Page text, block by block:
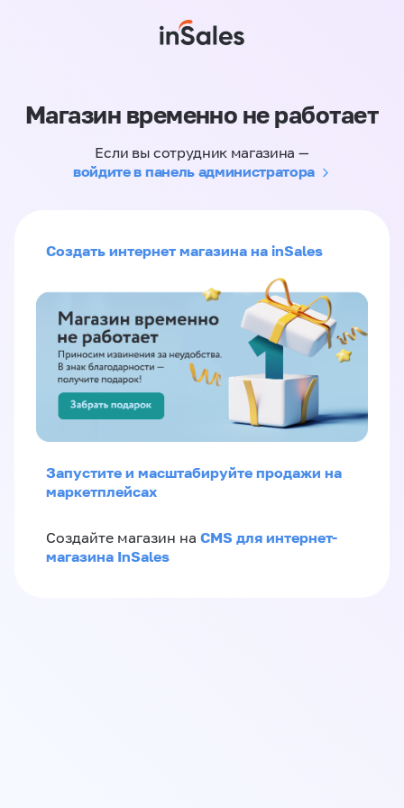
Магазин временно не работает
Если вы сотрудник магазина —
войдите в панель администратора
Создать интернет магазина на inSales
Запустите и масштабируйте продажи на
маркетплейсах
Создайте магазин на CMS для интернет-
магазина InSales